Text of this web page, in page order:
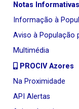
Notas Informativas
Informação à
Aviso à População
Multimédia
PROCIV Azores
Na Proximidade
API Alertas